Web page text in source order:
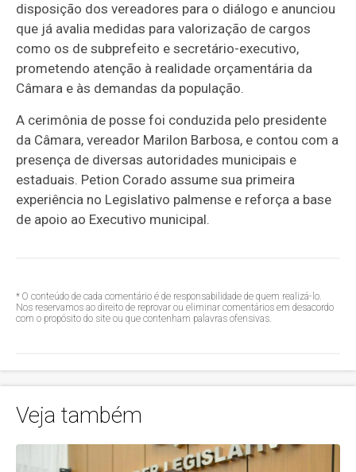
disposição dos vereadores para o diálogo e anunciou
que já avalia medidas para valorização de cargos
como os de subprefeito e secretário-executivo,
prometendo atenção à realidade orçamentária da
Câmara e às demandas da população.
A cerimônia de posse foi conduzida pelo presidente
da Câmara, vereador Marilon Barbosa, e contou com a
presença de diversas autoridades municipais e
estaduais. Petion Corado assume sua primeira
experiência no Legislativo palmense e reforça a base
de apoio ao Executivo municipal.
* O conteúdo de cada comentário é de responsabilidade de quem realizá-lo.
Nos reservamos ao direito de reprovar ou eliminar comentários em desacordo
com o propósito do site ou que contenham palavras ofensivas.
Veja também